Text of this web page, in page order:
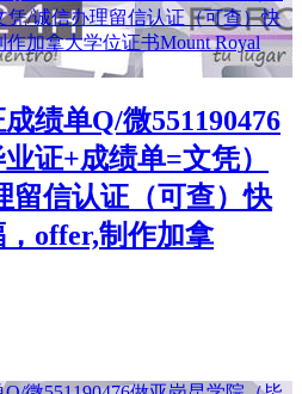
绩单Q/微551190476
证+成绩单=文凭）
留信认证（可查）快
offer,制作加拿